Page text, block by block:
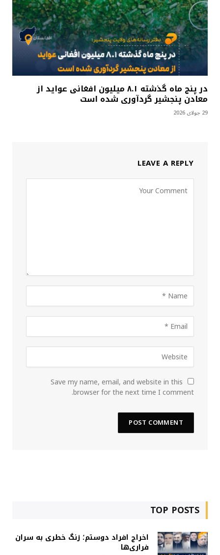
در پنج ماه گذشته ۸.۱ میلیون افغانی عواید از
معادن پنجشیر گردآوری شده است
29 جولای 2026
LEAVE A REPLY
Save my name, email, and website in this
browser for the next time I comment.
TOP POSTS
اخراج افراد دوستم؛ زنگ خطری به سران
فراری‌ها